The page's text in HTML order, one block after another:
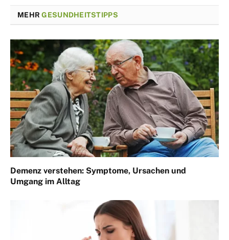
MEHRGESUNDHEITSTIPPS
Demenz verstehen: Symptome, Ursachen und
Umgang im Alltag